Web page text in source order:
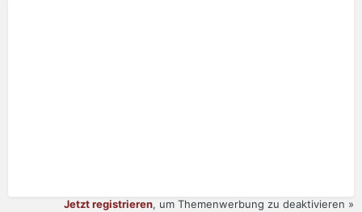
Jetzt registrieren, um Themenwerbung zu deaktivieren »